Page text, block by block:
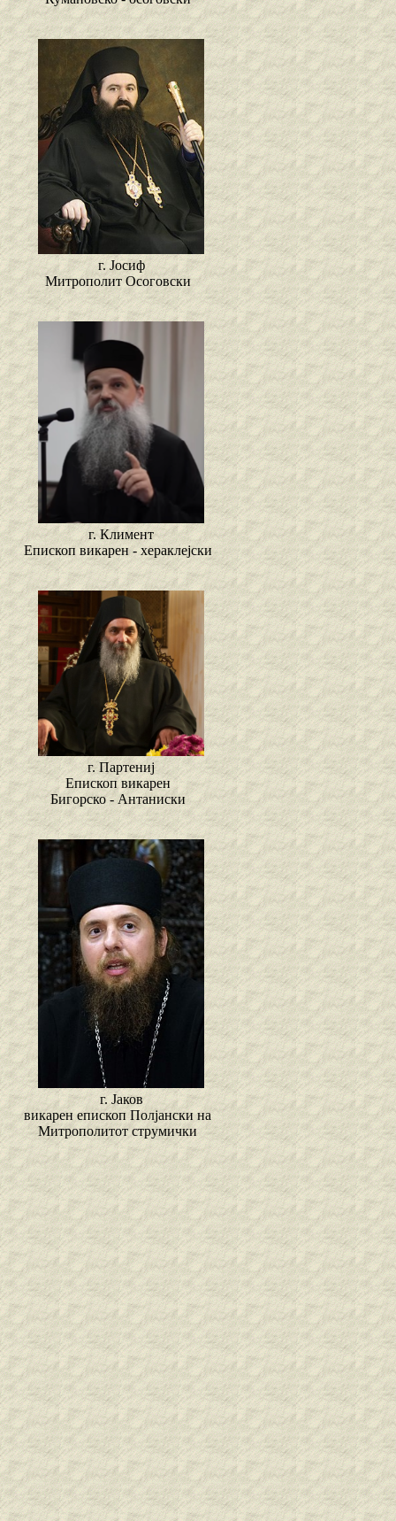
г. Јосиф
Митрополит Осоговски
г. Климент
Епископ викарен - хераклејски
г. Партениј
Епископ викарен
Бигорско - Антаниски
г. Јаков
викарен епископ Полјански на
Митрополитот струмички